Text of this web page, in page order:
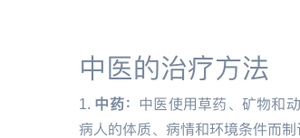
中医的治疗方法
1. 中药： 中医使用草药、矿物和
病人的体质、病情和环境条件而制